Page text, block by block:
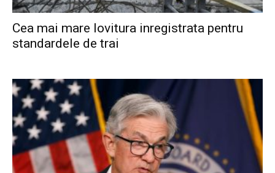
Cea mai mare lovitura inregistrata pentru
standardele de trai